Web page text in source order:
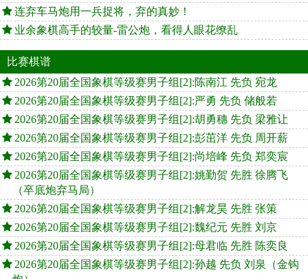
连弃车马炮用一兵捉将，弃的真妙！
业余象棋高手的较量-雷公炮，看得人眼花缭乱
比赛棋谱
2026第20届全国象棋等级赛男子组[2]:陈南江 先负 宛龙
2026第20届全国象棋等级赛男子组[2]:严勇 先负 储般若
2026第20届全国象棋等级赛男子组[2]:胡勇穗 先负 梁雅让
2026第20届全国象棋等级赛男子组[2]:彭茁洋 先负 周开薪
2026第20届全国象棋等级赛男子组[2]:尚培峰 先负 郑奕宸
2026第20届全国象棋等级赛男子组[2]:姚勤贺 先胜 徐腾飞
（卒底炮弃马局）
2026第20届全国象棋等级赛男子组[2]:解龙昊 先胜 张策
2026第20届全国象棋等级赛男子组[2]:魏纪元 先胜 刘京
2026第20届全国象棋等级赛男子组[2]:母君临 先胜 陈奕良
2026第20届全国象棋等级赛男子组[2]:孙越 先负 刘泉（金钩